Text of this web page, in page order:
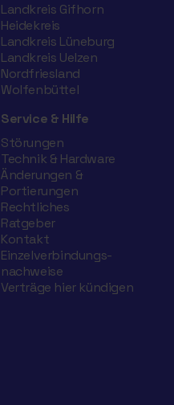
Landkreis Gifhorn
Heidekreis
Landkreis Lüneburg
Landkreis Uelzen
Nordfriesland
Wolfenbüttel
Service & Hilfe
Störungen
Technik & Hardware
Änderungen &
Portierungen
Rechtliches
Ratgeber
Kontakt
Einzelverbindungs­
nachweise
Verträge hier kündigen